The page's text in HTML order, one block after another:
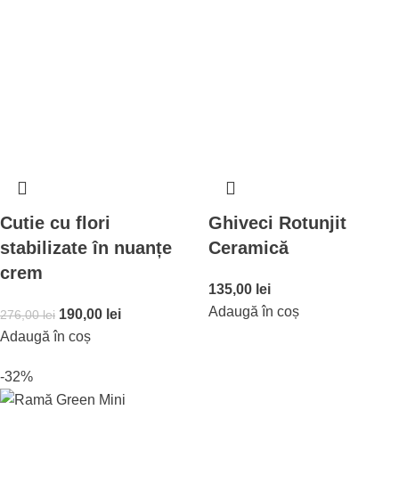
Cutie cu flori
stabilizate în nuanțe
crem
276,00lei 190,00 lei
Adaugă în coș
Ghiveci Rotunjit
Ceramică
135,00 lei
Adaugă în coș
-32%